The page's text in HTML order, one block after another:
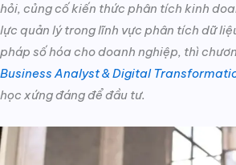
hỏi, củng cố kiến thức phân tích kinh
lực quản lý trong lĩnh vực phân tích dữ
pháp số hóa cho doanh nghiệp, thì
Business Analyst & Digital
học xứng đáng để đầu tư.